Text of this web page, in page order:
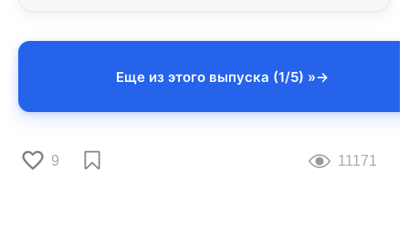
Еще из этого выпуска (1/5) »
9 11171